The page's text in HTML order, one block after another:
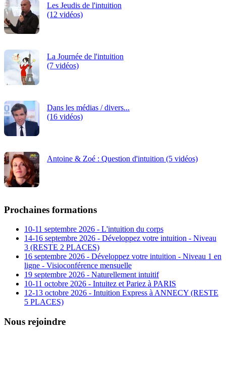
Les Jeudis de l'intuition
(12 vidéos)
La Journée de l'intuition
(7 vidéos)
Dans les médias / divers...
(16 vidéos)
Antoine & Zoé : Question d'intuition (5 vidéos)
Prochaines formations
10-11 septembre 2026 - L'intuition du corps
14-16 septembre 2026 - Développez votre intuition - Niveau
3 (RESTE 2 PLACES)
16 septembre 2026 - Développez votre intuition - Niveau 1 en
ligne - Visioconférence mensuelle
19 septembre 2026 - Naturellement intuitif
10-11 octobre 2026 - Intuitez et Pariez à PARIS
12-13 octobre 2026 - Intuition Express à ANNECY (RESTE
5 PLACES)
Nous rejoindre